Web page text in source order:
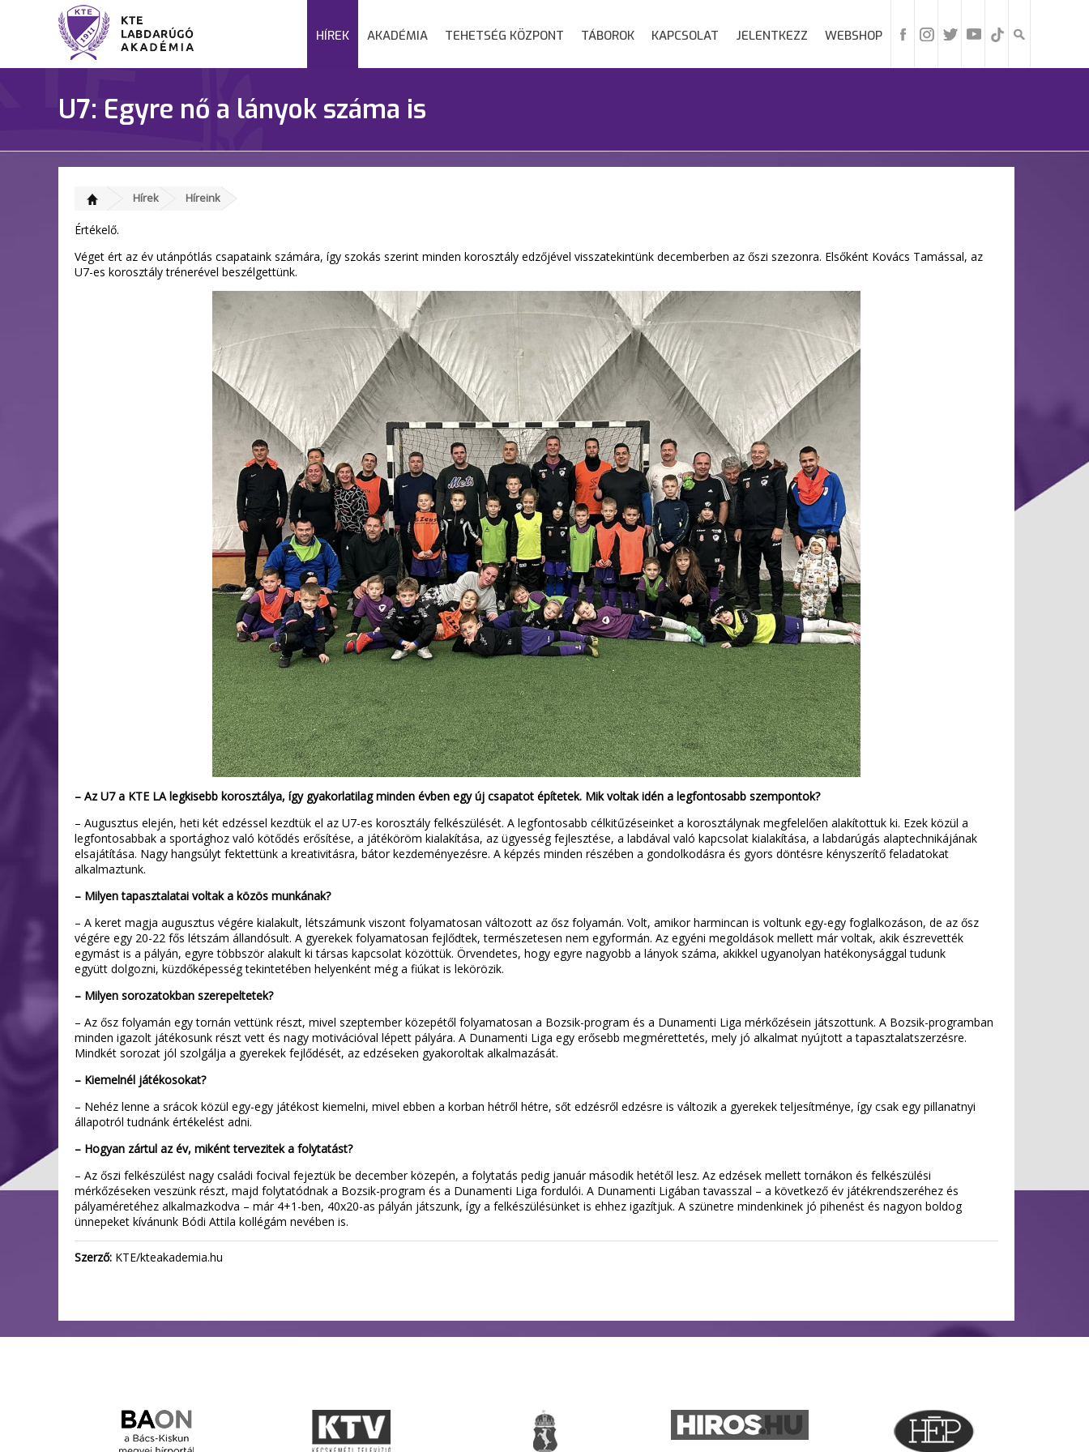
HÍREK AKADÉMIA TEHETSÉG KÖZPONT TÁBOROK KAPCSOLAT JELENTKEZZ WEBSHOP
U7: Egyre nő a lányok száma is
Hírek Híreink
Értékelő.
Véget ért az év utánpótlás csapataink számára, így szokás szerint minden korosztály edzőjével visszatekintünk decemberben az őszi szezonra. Elsőként Kovács Tamással, az
U7-es korosztály trénerével beszélgettünk.
– Az U7 a KTE LA legkisebb korosztálya, így gyakorlatilag minden évben egy új csapatot építetek. Mik voltak idén a legfontosabb szempontok?
– Augusztus elején, heti két edzéssel kezdtük el az U7-es korosztály felkészülését. A legfontosabb célkitűzéseinket a korosztálynak megfelelően alakítottuk ki. Ezek közül a
legfontosabbak a sportághoz való kötődés erősítése, a játéköröm kialakítása, az ügyesség fejlesztése, a labdával való kapcsolat kialakítása, a labdarúgás alaptechnikájának
elsajátítása. Nagy hangsúlyt fektettünk a kreativitásra, bátor kezdeményezésre. A képzés minden részében a gondolkodásra és gyors döntésre kényszerítő feladatokat
alkalmaztunk.
– Milyen tapasztalatai voltak a közös munkának?
– A keret magja augusztus végére kialakult, létszámunk viszont folyamatosan változott az ősz folyamán. Volt, amikor harmincan is voltunk egy-egy foglalkozáson, de az ősz
végére egy 20-22 fős létszám állandósult. A gyerekek folyamatosan fejlődtek, természetesen nem egyformán. Az egyéni megoldások mellett már voltak, akik észrevették
egymást is a pályán, egyre többször alakult ki társas kapcsolat közöttük. Örvendetes, hogy egyre nagyobb a lányok száma, akikkel ugyanolyan hatékonysággal tudunk
együtt dolgozni, küzdőképesség tekintetében helyenként még a fiúkat is lekörözik.
– Milyen sorozatokban szerepeltetek?
– Az ősz folyamán egy tornán vettünk részt, mivel szeptember közepétől folyamatosan a Bozsik-program és a Dunamenti Liga mérkőzésein játszottunk. A Bozsik-programban
minden igazolt játékosunk részt vett és nagy motivációval lépett pályára. A Dunamenti Liga egy erősebb megmérettetés, mely jó alkalmat nyújtott a tapasztalatszerzésre.
Mindkét sorozat jól szolgálja a gyerekek fejlődését, az edzéseken gyakoroltak alkalmazását.
– Kiemelnél játékosokat?
– Nehéz lenne a srácok közül egy-egy játékost kiemelni, mivel ebben a korban hétről hétre, sőt edzésről edzésre is változik a gyerekek teljesítménye, így csak egy pillanatnyi
állapotról tudnánk értékelést adni.
– Hogyan zártul az év, miként tervezitek a folytatást?
– Az őszi felkészülést nagy családi focival fejeztük be december közepén, a folytatás pedig január második hetétől lesz. Az edzések mellett tornákon és felkészülési
mérkőzéseken veszünk részt, majd folytatódnak a Bozsik-program és a Dunamenti Liga fordulói. A Dunamenti Ligában tavasszal – a következő év játékrendszeréhez és
pályaméretéhez alkalmazkodva – már 4+1-ben, 40x20-as pályán játszunk, így a felkészülésünket is ehhez igazítjuk. A szünetre mindenkinek jó pihenést és nagyon boldog
ünnepeket kívánunk Bódi Attila kollégám nevében is.
Szerző: KTE/kteakademia.hu